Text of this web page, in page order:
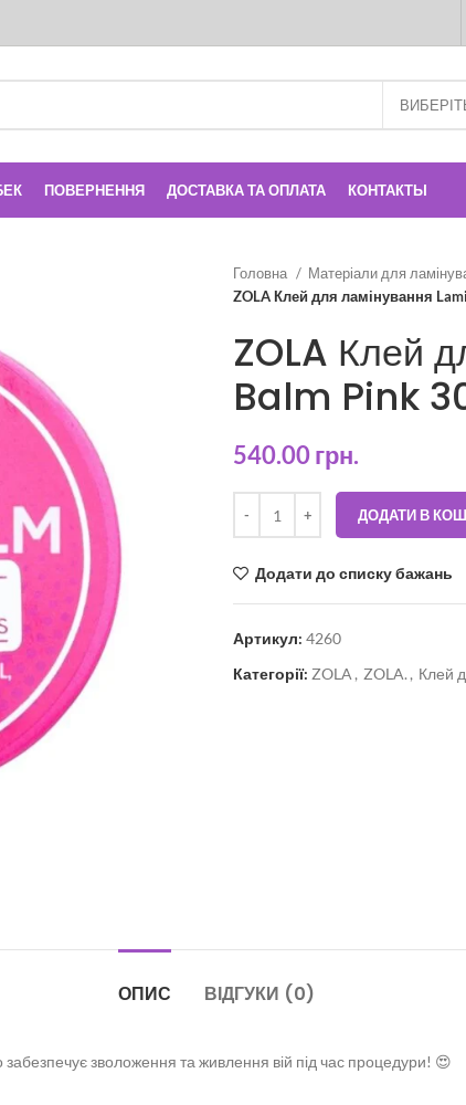
ПОВЕРНЕННЯ ДОСТАВКА ТА ОПЛАТА КОНТАКТЫ
Головна Матеріали для
ZOLA Клей для ламінування
ZOLA Клей
Balm Pink
540.00грн.
ДОДАТИ В
Додати до списку бажань
Артикул: 4260
Категорії: ZOLA , ZOLA. , Клей
ОПИС ВІДГУКИ (0)
зволоження та живлення вій під час процедури! 😍